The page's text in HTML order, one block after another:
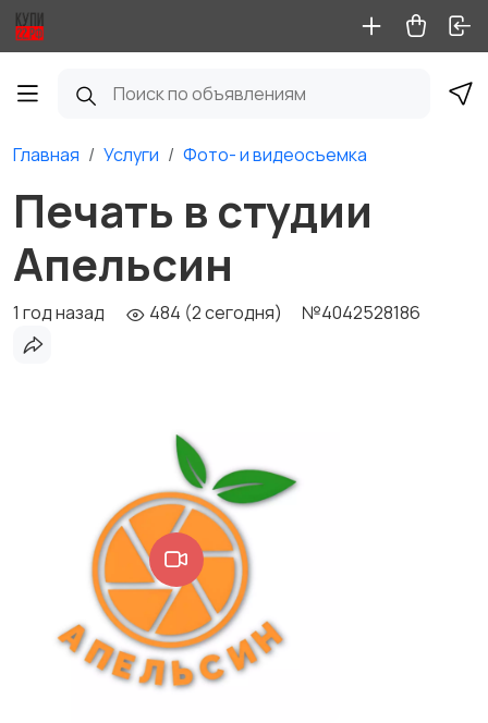
Главная Услуги Фото- и видеосъемка
Печать в студии
Апельсин
1 год назад 484 (2 сегодня) №4042528186